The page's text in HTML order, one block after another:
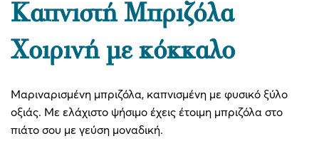
Καπνιστή Μπριζόλα
Χοιρινή με κόκκαλο
Μαριναρισμένη μπριζόλα, καπνισμένη με φυσικό ξύλο
οξιάς. Με ελάχιστο ψήσιμο έχεις έτοιμη μπριζόλα στο
πιάτο σου με γεύση μοναδική.